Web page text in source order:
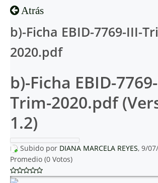
Atrás
b)-Ficha EBID-7769-III-
2020.pdf
b)-Ficha EBID-
Trim-2020.pdf
1.2)
Subido por DIANA MARCELA REYES, 9/
Promedio (0 Votos)